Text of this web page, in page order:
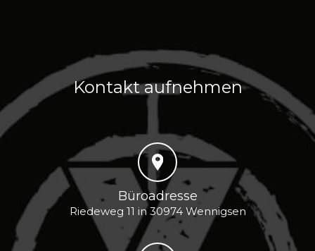
Kontakt aufnehmen
Büroadresse
Riedeweg 11 in 30974 Wennigsen